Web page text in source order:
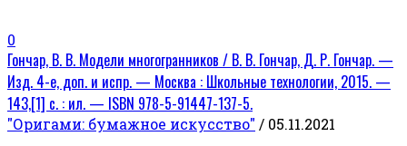
0
Гончар, В. В. Модели многогранников / В. В. Гончар, Д. Р. Гончар. —
Изд. 4-е, доп. и испр. — Москва : Школьные технологии, 2015. —
143,[1] с. : ил. — ISBN 978-5-91447-137-5.
"Оригами: бумажное искусство" / 05.11.2021